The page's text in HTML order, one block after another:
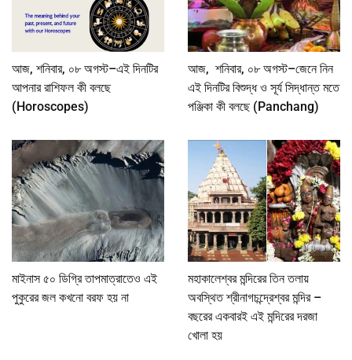
আজ, শনিবার, ০৮ অগস্ট–এই দিনটির
আপনার রাশিফল কী বলছে
(Horoscopes)
আজ, শনিবার, ০৮ অগস্ট–জেনে নিন
এই দিনটির বিশুদ্ধ ও সূর্য সিদ্ধান্ত মতে
পঞ্জিকা কী বলছে (Panchang)
মাইনাস ৫০ ডিগ্রি তাপমাত্রাতেও এই
পুকুরের জল কখনো বরফ হয় না
মহাকালেশ্বর মন্দিরের তিন তলায়
অবস্থিত শ্রীনাগচন্দ্রেশ্বর মন্দির –
বছরের একবারই এই মন্দিরের দরজা
খোলা হয়